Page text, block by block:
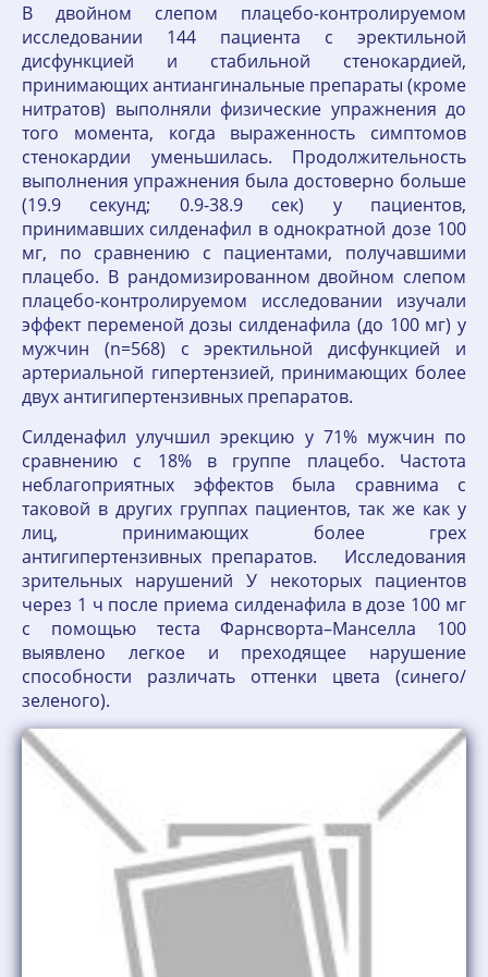
В двойном слепом плацебо-контролируемом
исследовании 144 пациента с эректильной
дисфункцией и стабильной стенокардией,
принимающих антиангинальные препараты (кроме
нитратов) выполняли физические упражнения до
того момента, когда выраженность симптомов
стенокардии уменьшилась. Продолжительность
выполнения упражнения была достоверно больше
(19.9 секунд; 0.9-38.9 сек) у пациентов,
принимавших силденафил в однократной дозе 100
мг, по сравнению с пациентами, получавшими
плацебо. В рандомизированном двойном слепом
плацебо-контролируемом исследовании изучали
эффект переменой дозы силденафила (до 100 мг) у
мужчин (n=568) с эректильной дисфункцией и
артериальной гипертензией, принимающих более
двух антигипертензивных препаратов.
Силденафил улучшил эрекцию у 71% мужчин по
сравнению с 18% в группе плацебо. Частота
неблагоприятных эффектов была сравнима с
таковой в других группах пациентов, так же как у
лиц, принимающих более грех
антигипертензивных препаратов. Исследования
зрительных нарушений У некоторых пациентов
через 1 ч после приема силденафила в дозе 100 мг
с помощью теста Фарнсворта–Манселла 100
выявлено легкое и преходящее нарушение
способности различать оттенки цвета (синего/
зеленого).